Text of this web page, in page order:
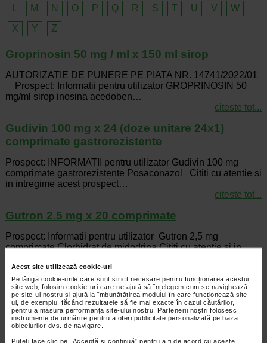
Acest site utilizează cookie-uri
Pe lângă cookie-urile care sunt strict necesare pentru funcționarea acestui
site web, folosim cookie-uri care ne ajută să înțelegem cum se navighează
pe site-ul nostru și ajută la îmbunătățirea modului în care funcționează site-
ul, de exemplu, făcând rezultatele să fie mai exacte în cazul căutărilor,
pentru a măsura performanța site-ului nostru. Partenerii noștri folosesc
instrumente de urmărire pentru a oferi publicitate personalizată pe baza
obiceiurilor dvs. de navigare.
Puteți face clic pe „Acceptă si continuă” pentru a fi de acord cu aceste
M N O P Q R S T U V
W
X
Y Z
Groprinosin 50 mg / ml x 150 ml sirop
AUTORIZATIE DE PUNERE PE PIATA NR. 14741/2022/01
Prospect: Informatii pentru utilizator GROPRINOSIN 50
mg/ml sirop inosina acedoben…
citeste tot...
Gudivin 100 mg x 24 (doze unitare 24x1)
comprimate gastrorezistente
Prospect: INFORMATII pentru utilizator Gudivin 100 mg
comprimate gastrorezistente Posaconazol Cititi cu atentie si
in intregime acest prospect…
citeste tot...
Gutron 2.5 mg x 20 comprimate
Prospect: Informatii pentru utilizator Gutron 2,5 mg
comprimate Clorhidrat de midodrina Cititi cu atentie si in
Gyno-canesten 3 / canesten x 3 comprimate
vaginale
Prospect: Informatii pentru utilizator Canesten Gyn 3 200